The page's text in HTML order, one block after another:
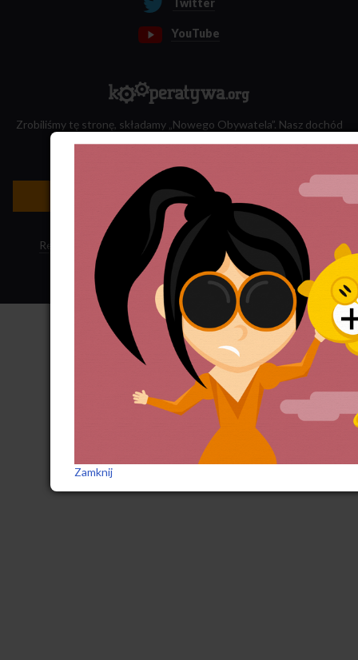
YouTube
Zrobiliśmy tę stronę, składamy „Nowego Obywatela”. Nasz dochód
Newsletter »
Regulamin sklepu Polityka ciasteczek · Subskrypcja RSS
Zamknij